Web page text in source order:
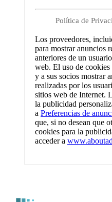
Política de
Los proveedores,
para mostrar anuncios
anteriores de un
web. El uso de
y a sus socios mostrar
realizadas por los
sitios web de Internet.
la publicidad
a Preferencias de
que, si no desean que
cookies para la
acceder a